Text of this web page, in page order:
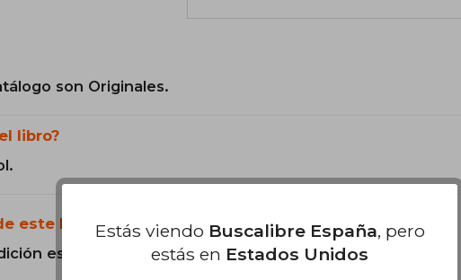
son Originales.
libro?
este libro?
es Tapa Blanda.
Estás viendo Buscalibre España, pero
estás en Estados Unidos